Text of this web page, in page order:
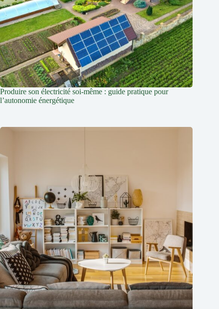
Produire son électricité soi-même : guide pratique pour
l’autonomie énergétique